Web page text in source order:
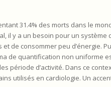
31.4% des morts dans le
il y a un besoin pour un système
de consommer peu d’énergie.
de quantification non uniforme
période d’activité. Dans ce
utilisés en cardiologie. Un